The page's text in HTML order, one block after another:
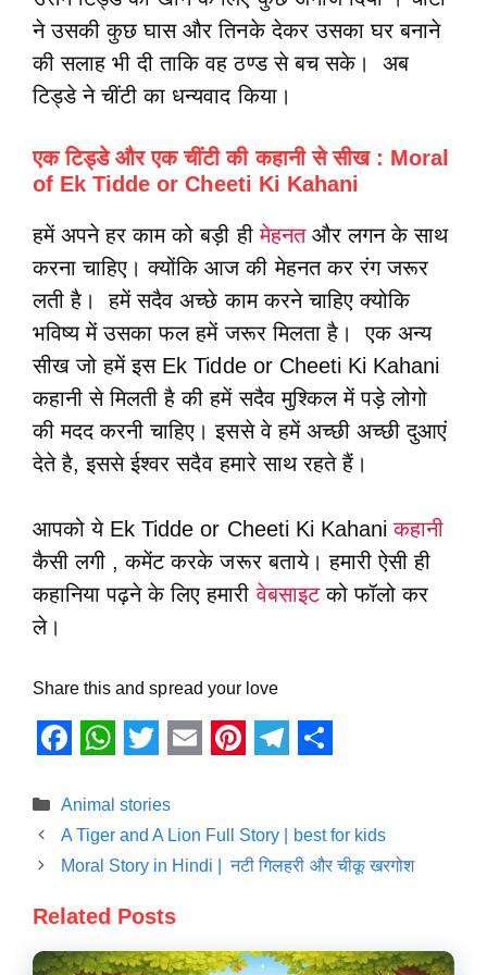
ने उसकी कुछ घास और तिनके देकर उसका घर बनाने
की सलाह भी दी ताकि वह ठण्ड से बच सके। अब
टिड्डे ने चींटी का धन्यवाद किया।
एक टिड्डे और एक चींटी की कहानी से सीख : Moral
of Ek Tidde or Cheeti Ki Kahani
हमें अपने हर काम को बड़ी हीमेहनत और लगन के साथ
करना चाहिए। क्योंकि आज की मेहनत कर रंग जरूर
लती है। हमें सदैव अच्छे काम करने चाहिए क्योकि
भविष्य में उसका फल हमें जरूर मिलता है। एक अन्य
सीख जो हमें इस Ek Tidde or Cheeti Ki Kahani
कहानी से मिलती है की हमें सदैव मुश्किल में पड़े लोगो
की मदद करनी चाहिए। इससे वे हमें अच्छी अच्छी दुआएं
देते है, इससे ईश्वर सदैव हमारे साथ रहते हैं।
आपको ये Ek Tidde or Cheeti Ki Kahaniकहानी
कैसी लगी , कमेंट करके जरूर बताये। हमारी ऐसी ही
कहानिया पढ़ने के लिए हमारीवेबसाइटको फॉलो कर
ले।
Share this and spread your love
a
c
e
b
o
h
a
t
s
A
w
i
t
t
e
m
a
i
l
n
t
r
l
e
r
a
r
Categories
Animal stories
A Tiger and A Lion Full Story | best for kids
Moral Story in Hindi | नटी गिलहरी और चीकू खरगोश
Related Posts